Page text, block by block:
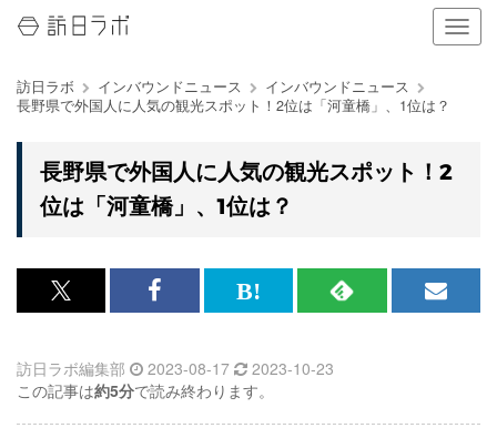
ナ
ビ
切
替
訪日ラボ インバウンドニュース
インバウンドニュース
長野県で外国人に人気の観光スポット！2位は「河童橋」、1位は？
長野県で外国人に人気の観光スポット！2
位は「河童橋」、1位は？
x<br>
記
事
Facebook<br>
記
事
は
な
ブ
RSS
メ
訪日ラボ編集部 2023-08-17
2023-10-23
この記事は約5分で読み終わります。